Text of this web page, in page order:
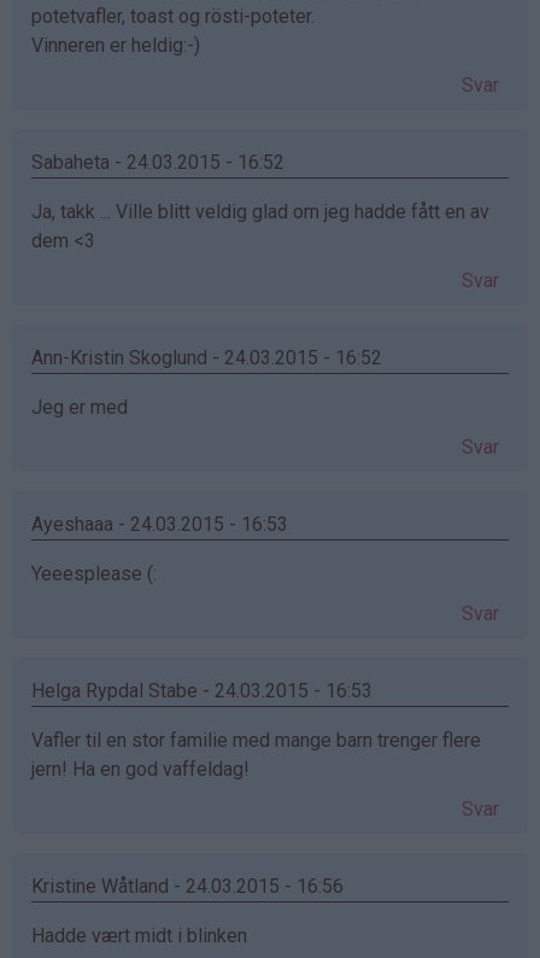
potetvafler, toast og rösti-poteter.
Vinneren er heldig:-)
Svar
Sabaheta - 24.03.2015 - 16:52
Ja, takk ... Ville blitt veldig glad om jeg hadde fått en av
dem <3
Svar
Ann-Kristin Skoglund - 24.03.2015 - 16:52
Jeg er med
Svar
Ayeshaaa - 24.03.2015 - 16:53
Yeeesplease (:
Svar
Helga Rypdal Stabe - 24.03.2015 - 16:53
Vafler til en stor familie med mange barn trenger flere
jern! Ha en god vaffeldag!
Svar
Kristine Wåtland - 24.03.2015 - 16:56
Hadde vært midt i blinken